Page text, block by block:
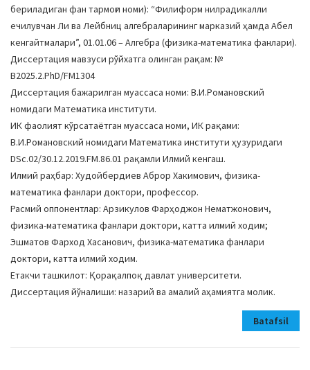
бериладиган фан тармоғи номи): “Филиформ нилрадикалли
ечилувчан Ли ва Лейбниц алгебраларининг марказий ҳамда Абел
кенгайтмалари”, 01.01.06 – Алгебра (физика-математика фанлари).
Диссертация мавзуси рўйхатга олинган рақам: №
В2025.2.PhD/FM1304
Диссертация бажарилган муассаса номи: В.И.Романовский
номидаги Математика институти.
ИК фаолият кўрсатаётган муассаса номи, ИК рақами:
В.И.Романовский номидаги Математика институти ҳузуридаги
DSc.02/30.12.2019.FM.86.01 рақамли Илмий кенгаш.
Илмий раҳбар: Худойбердиев Аброр Хакимович, физика-
математика фанлари доктори, профессор.
Расмий оппонентлар: Арзикулов Фарҳоджон Нематжонович,
физика-математика фанлари доктори, катта илмий ходим;
Эшматов Фарход Хасанович, физика-математика фанлари
доктори, катта илмий ходим.
Етакчи ташкилот: Қорақалпоқ давлат университети.
Диссертация йўналиши: назарий ва амалий аҳамиятга молик.
Batafsil